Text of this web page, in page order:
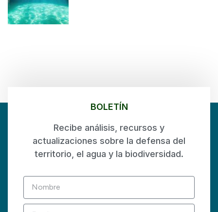
BOLETÍN
Recibe análisis, recursos y
actualizaciones sobre la defensa del
territorio, el agua y la biodiversidad.